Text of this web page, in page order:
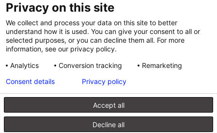
SERVICE & SUPPORT
DEICHMAN-FUCHS VERLAG
Alle Preise inkl. gesetzl. Mehrwertsteuer zzgl. Versandkosten, wenn
nicht anders angegeben.
© 2026 Walhalla u. Praetoria Verlag GmbH & Co. KG
Privacy on this site
We collect and process your data on this site to better
understand how it is used. You can give your consent to all or
selected purposes, or you can decline them all. For more
information, see our privacy policy.
Analytics
Conversion tracking Remarketing
Accept all
Decline all
Consent details Privacy policy